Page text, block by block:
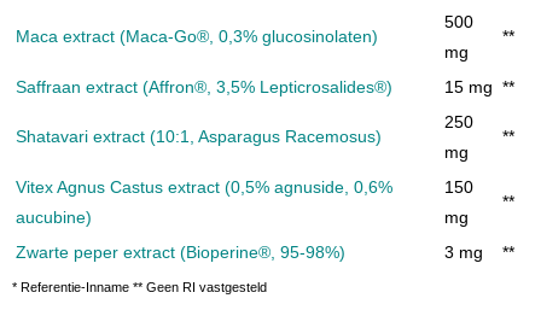
Maca extract (Maca-Go®, 0,3% glucosinolaten)
500
mg
**
Saffraan extract (Affron®, 3,5% Lepticrosalides®) 15 mg **
Shatavari extract (10:1, Asparagus Racemosus)
250
mg
**
Vitex Agnus Castus extract (0,5% agnuside, 0,6%
aucubine)
150
mg
**
Zwarte peper extract (Bioperine®, 95-98%) 3 mg **
* Referentie-Inname ** Geen RI vastgesteld